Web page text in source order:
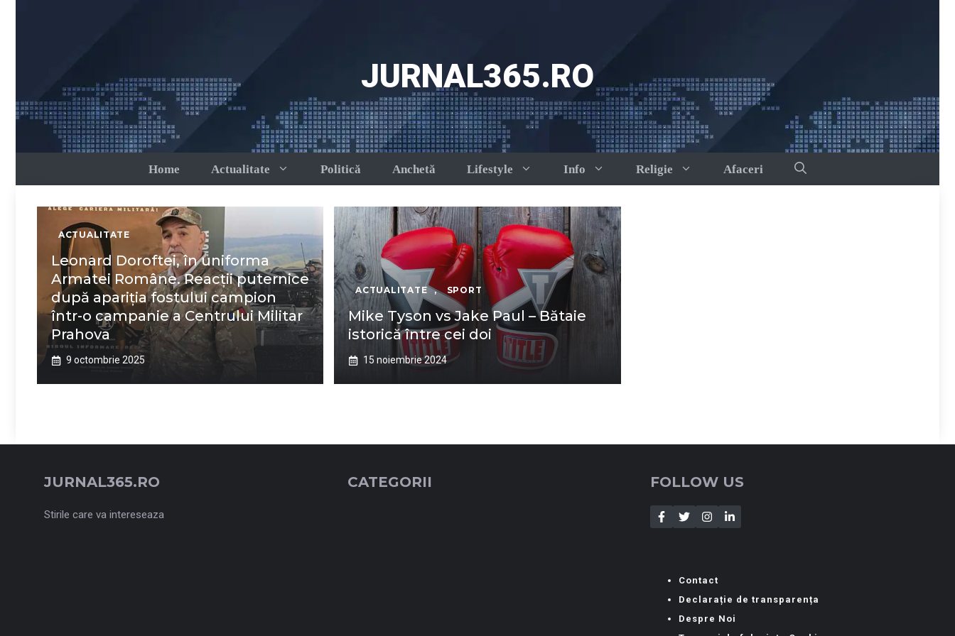
JURNAL365.RO
Home Actualitate Politică Anchetă Lifestyle Info Religie Afaceri
ACTUALITATE
Leonard Doroftei, în uniforma
Armatei Române. Reacții puternice
după apariția fostului campion
într-o campanie a Centrului Militar
Prahova
9 octombrie 2025
ACTUALITATE , SPORT
Mike Tyson vs Jake Paul – Bătaie
istorică între cei doi
15 noiembrie 2024
JURNAL365.RO
Stirile care va intereseaza
CATEGORII FOLLOW US
Contact
Declarație de transparența
Despre Noi